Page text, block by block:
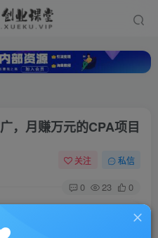
，月赚万元的CPA项目
关注 私信
0 23 0
万元的CPA项目